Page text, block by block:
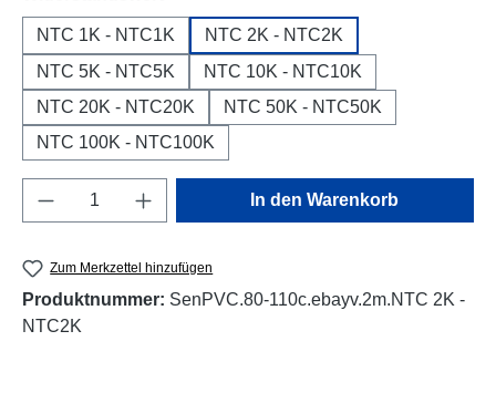
NTC 1K - NTC1K
NTC 2K - NTC2K
NTC 5K - NTC5K
NTC 10K - NTC10K
NTC 20K - NTC20K
NTC 50K - NTC50K
NTC 100K - NTC100K
Produkt Anzahl: Gib den gewünschten
In den Warenkorb
Zum Merkzettel hinzufügen
Produktnummer: SenPVC.80-110c.ebayv.2m.NTC 2K -
NTC2K